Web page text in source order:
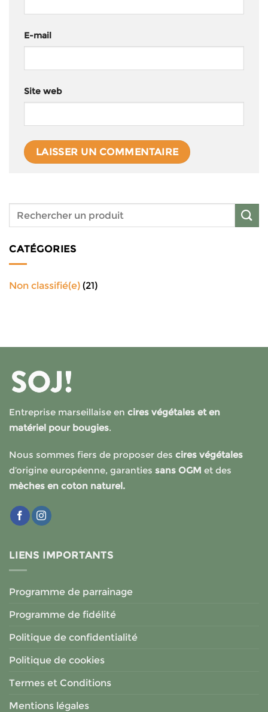
E-mail
Site web
CATÉGORIES
Non classifié(e) (21)
Entreprise marseillaise en cires végétales et en
matériel pour bougies.
Nous sommes fiers de proposer des cires végétales
d’origine européenne, garanties sans OGM et des
mèches en coton naturel.
LIENS IMPORTANTS
Programme de parrainage
Programme de fidélité
Politique de confidentialité
Politique de cookies
Termes et Conditions
Mentions légales